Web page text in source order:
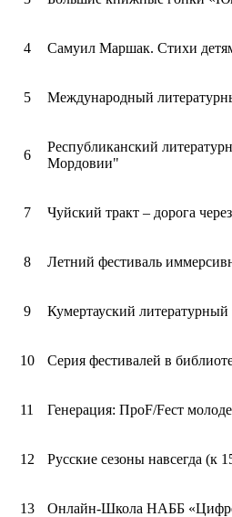
4 Самуил Маршак. Стихи
5 Международный
6
Республиканский
Мордовии"
7 Чуйский тракт – дорога
8 Летний фестиваль
9 Кумертауский литературный
10 Серия фестивалей в
11 Генерация: ПроF/Fест
12 Русские сезоны навсегда (к
13 Онлайн-Школа НАББ